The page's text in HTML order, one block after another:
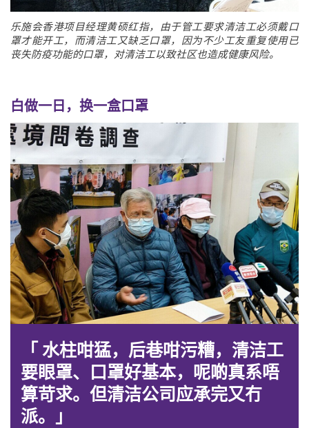
乐施会香港项目经理黄硕红指，由于管工要求清洁工必须戴口
罩才能开工，而清洁工又缺乏口罩，因为不少工友重复使用已
丧失防疫功能的口罩，对清洁工以致社区也造成健康风险。
白做一日，换一盒口罩
「 水柱咁猛，后巷咁污糟，清洁工
要眼罩、口罩好基本，呢啲真系唔
算苛求。但清洁公司应承完又冇
派。」